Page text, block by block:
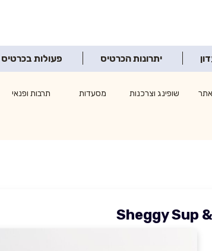
יתרונות הכרטיס פעולות בכרטיס
שופינג וצרכנות מסעדות תרבות ופנאי
Sheggy Sup